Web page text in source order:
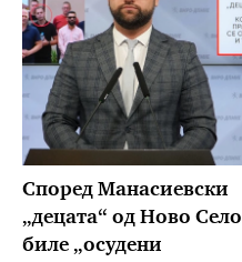
Според Манасиевски
„децата“ од Ново Село
биле „осудени